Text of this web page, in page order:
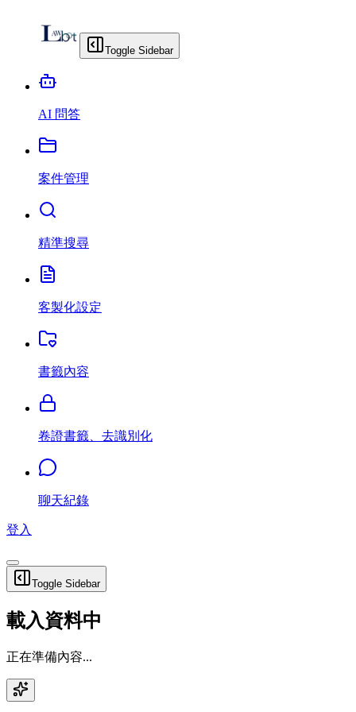
Toggle Sidebar
AI 問答
案件管理
精準搜尋
客製化設定
書籤內容
卷證書籤、去識別化
聊天紀錄
登入
Toggle Sidebar
載入資料中
正在準備內容...